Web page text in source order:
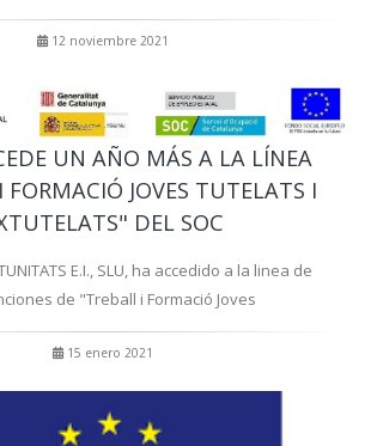
12 noviembre 2021
UN AÑO MÁS A LA LÍNEA
FORMACIÓ JOVES TUTELATS I
DEL SOC
E.I., SLU, ha accedido a la linea de
de "Treball i Formació Joves
15 enero 2021